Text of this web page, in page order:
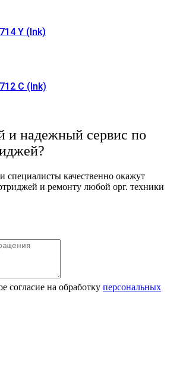
Y (Ink)
С (Ink)
и надежный сервис по
специалисты качественно окажут
и ремонту любой орг. техники
согласие на обработку персональных